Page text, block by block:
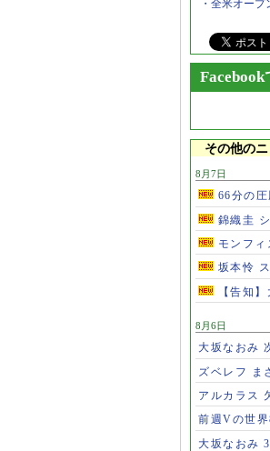
・全米オー
その他の
8月7日
66分の
錦織圭
モンフ
坂本怜
【告知
8月6日
大坂なおみ
ズベレフ ま
アルカラス
前週Vの世
大坂なおみ